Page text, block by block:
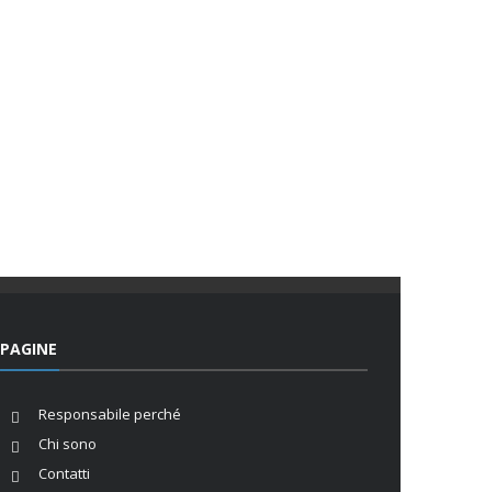
PAGINE
Responsabile perché
Chi sono
Contatti